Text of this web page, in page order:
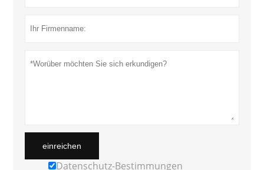
einreichen
Datenschutz-Bestimmungen